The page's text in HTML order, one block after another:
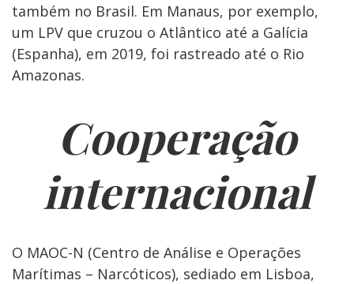
também no Brasil. Em Manaus, por exemplo,
um LPV que cruzou o Atlântico até a Galícia
(Espanha), em 2019, foi rastreado até o Rio
Amazonas.
Cooperação
internacional
O MAOC-N (Centro de Análise e Operações
Marítimas – Narcóticos), sediado em Lisboa,